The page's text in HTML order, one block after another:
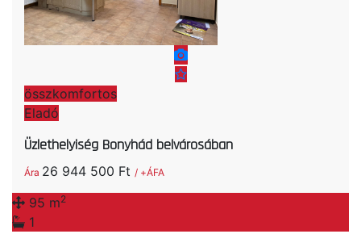
összkomfortos
Eladó
Üzlethelyiség Bonyhád belvárosában
Ára 26 944 500 Ft / +ÁFA
95 m2
1